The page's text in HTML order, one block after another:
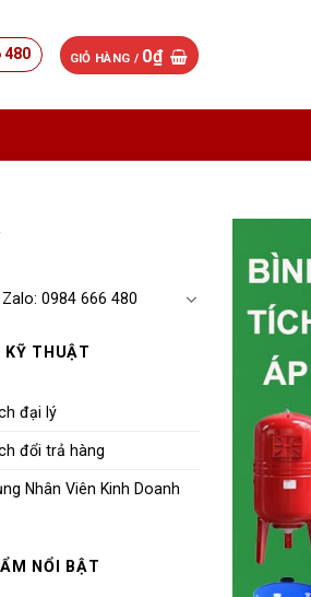
480 GIỎ HÀNG / 0₫
0984 666 480
KỸ THUẬT
đại lý
đổi trả hàng
Nhân Viên Kinh Doanh
NỔI BẬT